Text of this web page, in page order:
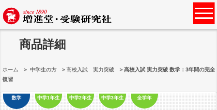
商品詳細
ホーム 中学生の方 高校入試 実力突破
高校入試 実力突破 数学：3年間の完全
復習
数学 中学1年生 中学2年生 中学3年生 全学年